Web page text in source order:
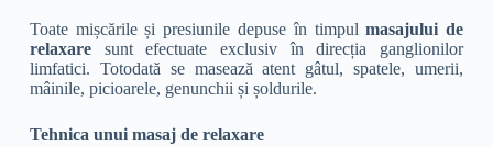
Toate mișcările și presiunile depuse în timpulmasajului de
relaxaresunt efectuate exclusiv în direcția ganglionilor
limfatici. Totodată se masează atent gâtul, spatele, umerii,
mâinile, picioarele, genunchii și șoldurile.
Tehnica unui masaj de relaxare